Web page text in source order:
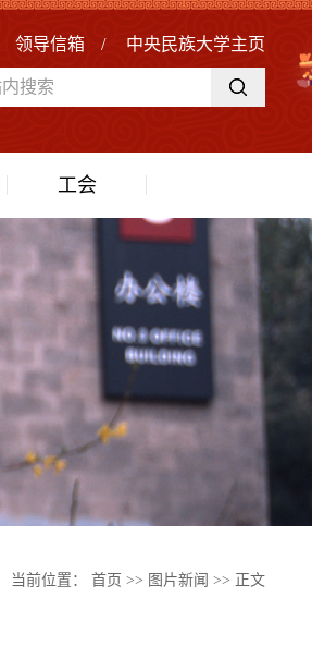
领导信箱 / 中央民族大学主页
工会
当前位置： 首页 >> 图片新闻 >> 正文